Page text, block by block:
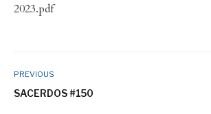
2023.pdf
PREVIOUS
SACERDOS #150